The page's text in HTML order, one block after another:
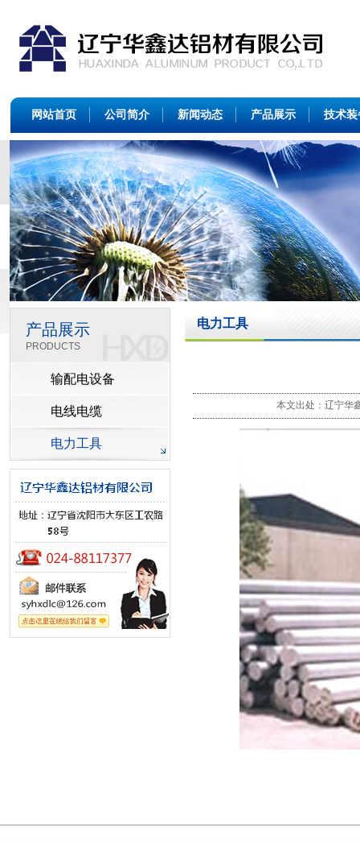
网站首页 公司简介 新闻动态 产品展示 技术装
产品展示
PRODUCTS
输配电设备
电线电缆
电力工具
电力工具
本文出处：辽宁